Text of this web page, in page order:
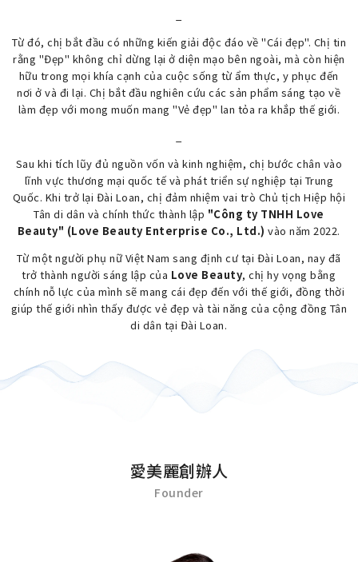
Từ đó, chị bắt đầu có những kiến giải độc đáo về "Cái đẹp". Chị tin
rằng "Đẹp" không chỉ dừng lại ở diện mạo bên ngoài, mà còn hiện
hữu trong mọi khía cạnh của cuộc sống từ ẩm thực, y phục đến
nơi ở và đi lại. Chị bắt đầu nghiên cứu các sản phẩm sáng tạo về
làm đẹp với mong muốn mang "Vẻ đẹp" lan tỏa ra khắp thế giới.
Sau khi tích lũy đủ nguồn vốn và kinh nghiệm, chị bước chân vào
lĩnh vực thương mại quốc tế và phát triển sự nghiệp tại Trung
Quốc. Khi trở lại Đài Loan, chị đảm nhiệm vai trò Chủ tịch Hiệp hội
Tân di dân và chính thức thành lập "Công ty TNHH Love
Beauty" (Love Beauty Enterprise Co., Ltd.) vào năm 2022.
Từ một người phụ nữ Việt Nam sang định cư tại Đài Loan, nay đã
trở thành người sáng lập của Love Beauty, chị hy vọng bằng
chính nỗ lực của mình sẽ mang cái đẹp đến với thế giới, đồng thời
giúp thế giới nhìn thấy được vẻ đẹp và tài năng của cộng đồng Tân
di dân tại Đài Loan.
愛美麗創辦人
Founder